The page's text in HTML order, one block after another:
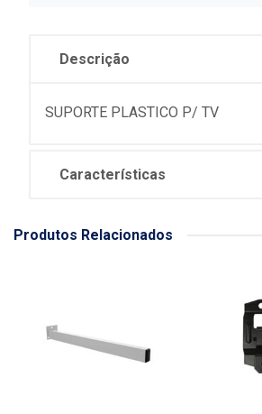
Descrição
SUPORTE PLASTICO P/ TV
Características
Produtos Relacionados